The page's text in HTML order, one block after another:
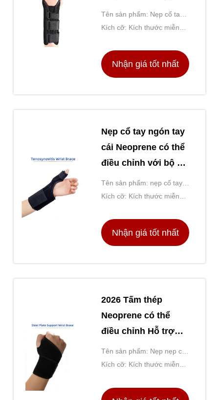
hỗ trợ thương tích
đường hầm cổ tay
Tên sản phẩm: Nẹp cổ tay
bằng lưới thoáng khí với
giảm đau bong gân
Kích cỡ: Kích thước miễn
Nhận giá tốt nhất
Nẹp cổ tay ngón tay
cái Neoprene có thể
điều chỉnh với bộ ổn
định hỗ trợ bằng
nhôm có thể tháo rời
Tên sản phẩm: nẹp cổ tay
ngón tay cái cao su tổng
thể tháo rời
Kích cỡ: Kích thước miễn
Nhận giá tốt nhất
2026 Tấm thép
Neoprene có thể
điều chỉnh Hỗ trợ
nẹp cổ tay cho ống
cổ tay Giảm đau
Tên sản phẩm: Nẹp nẹp cổ
tay nén thoáng khí
Kích cỡ: Kích thước miễn